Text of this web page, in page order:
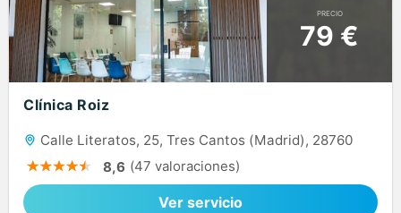
PRECIO
79 €
Clínica Roiz
Calle Literatos, 25, Tres Cantos (Madrid), 28760
8,6 (47 valoraciones)
Ver servicio